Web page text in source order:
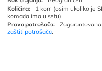
Količina:
1 kom (osim ukoliko je
komada ima u setu)
Prava potrošača:
zaštiti potrošača.